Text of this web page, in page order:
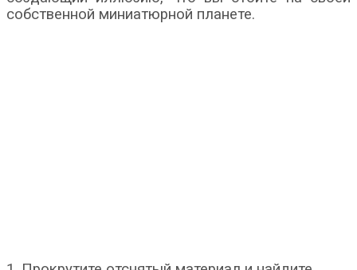
собственной миниатюрной планете.